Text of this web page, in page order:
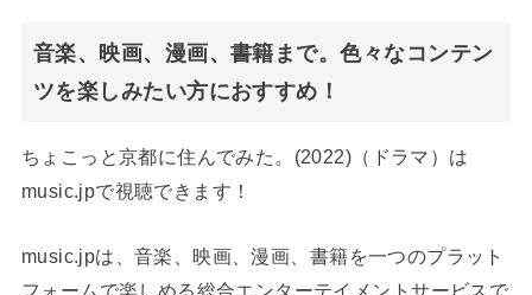
音楽、映画、漫画、書籍まで。色々なコンテン
ツを楽しみたい方におすすめ！
ちょこっと京都に住んでみた。(2022)（ドラマ）は
music.jpで視聴できます！
music.jpは、音楽、映画、漫画、書籍を一つのプラット
フォームで楽しめる総合エンターテイメントサービスで